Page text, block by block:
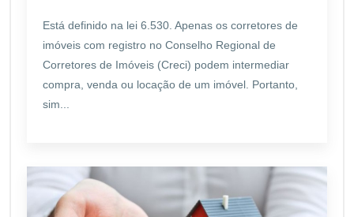
Está definido na lei 6.530. Apenas os corretores de
imóveis com registro no Conselho Regional de
Corretores de Imóveis (Creci) podem intermediar
compra, venda ou locação de um imóvel. Portanto,
sim...